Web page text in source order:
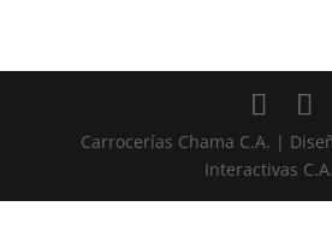
Carrocerías Chama C.A. |
Interactivas C.A.